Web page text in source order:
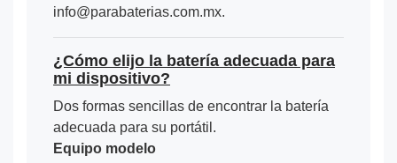
info@parabaterias.com.mx.
¿Cómo elijo la batería adecuada para
mi dispositivo?
Dos formas sencillas de encontrar la batería
adecuada para su portátil.
Equipo modelo